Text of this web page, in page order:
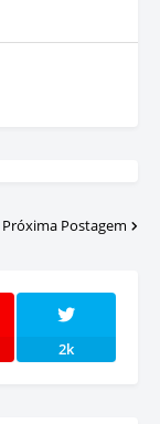
Próxima Postagem
2k